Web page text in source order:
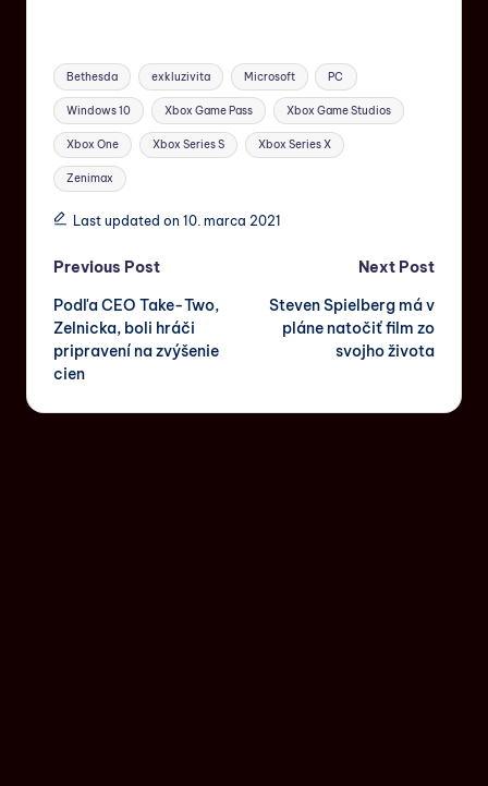
Bethesda exkluzivita Microsoft PC
Windows 10 Xbox Game Pass Xbox Game Studios
Xbox One Xbox Series S Xbox Series X
Zenimax
Last updated on 10. marca 2021
Previous Post
Podľa CEO Take-Two,
Zelnicka, boli hráči
pripravení na zvýšenie
cien
Next Post
Steven Spielberg má v
pláne natočiť film zo
svojho života